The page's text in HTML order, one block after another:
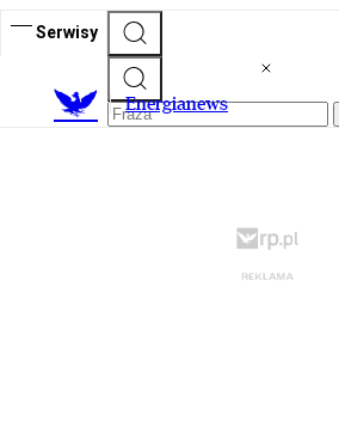
Serwisy
Energianews